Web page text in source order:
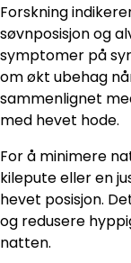
Forskning
søvnposisjon og
symptomer på
om økt ubehag
sammenlignet
med hevet hode.
For å minimere
kilepute eller en
hevet posisjon.
og redusere
natten.